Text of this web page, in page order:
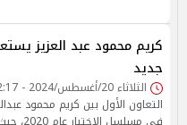
كريم محمود عبد العزيز
جديد
الثلاثاء 20/أغسطس/2024 - 12:17 م
التعاون الأول بين كريم محمود